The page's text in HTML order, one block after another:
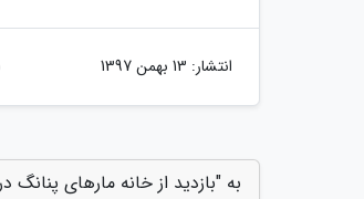
انتشار: 13 بهمن 1397
به "بازدید از خانه مارهای پنانگ